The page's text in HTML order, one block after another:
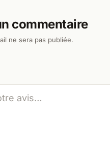
commentaire
ne sera pas publiée.